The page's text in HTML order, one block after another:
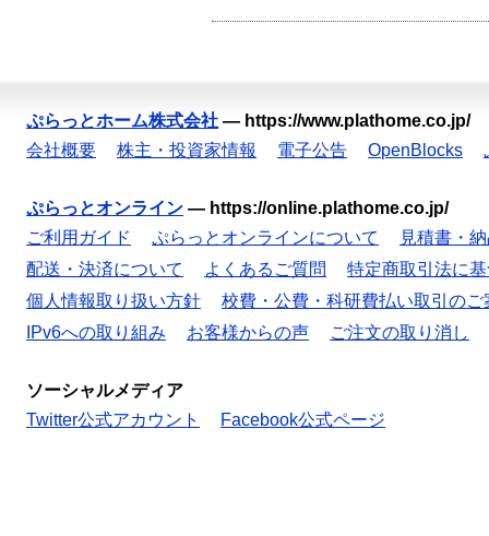
ぷらっとホーム株式会社 — https://www.plathome.co.jp/
会社概要
株主・投資家情報 電子公告 OpenBlocks
ぷらっとオンライン — https://online.plathome.co.jp/
ご利用ガイド
ぷらっとオンラインについて
見積書・
配送・決済について
よくあるご質問
特定商取引法に
個人情報取り扱い方針
校費・公費・科研費払い取引のご
IPv6への取り組み
お客様からの声 ご注文の取り消し
ソーシャルメディア
Twitter公式アカウント
Facebook公式ページ